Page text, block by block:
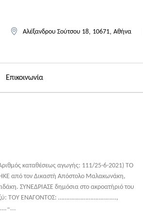
Αλέξανδρου Σούτσου 18, 10671 Αθήνα
Επικοινωνία
καταθέσεως αγωγής: 111/25-6-2021) ΤΟ
από τον Δικαστή Απόστολο Μαλακωνάκη,
ΣΥΝΕΔΡΙΑΣΕ δημόσια στο ακροατήριό του
ΤΟΥ ΕΝΑΓΟΝΤΟΣ: ………………………………,